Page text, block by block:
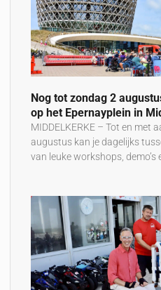
Nog tot zondag 2
op het Epernayplein in
MIDDELKERKE – Tot en met
augustus kan je dagelijks
van leuke workshops,